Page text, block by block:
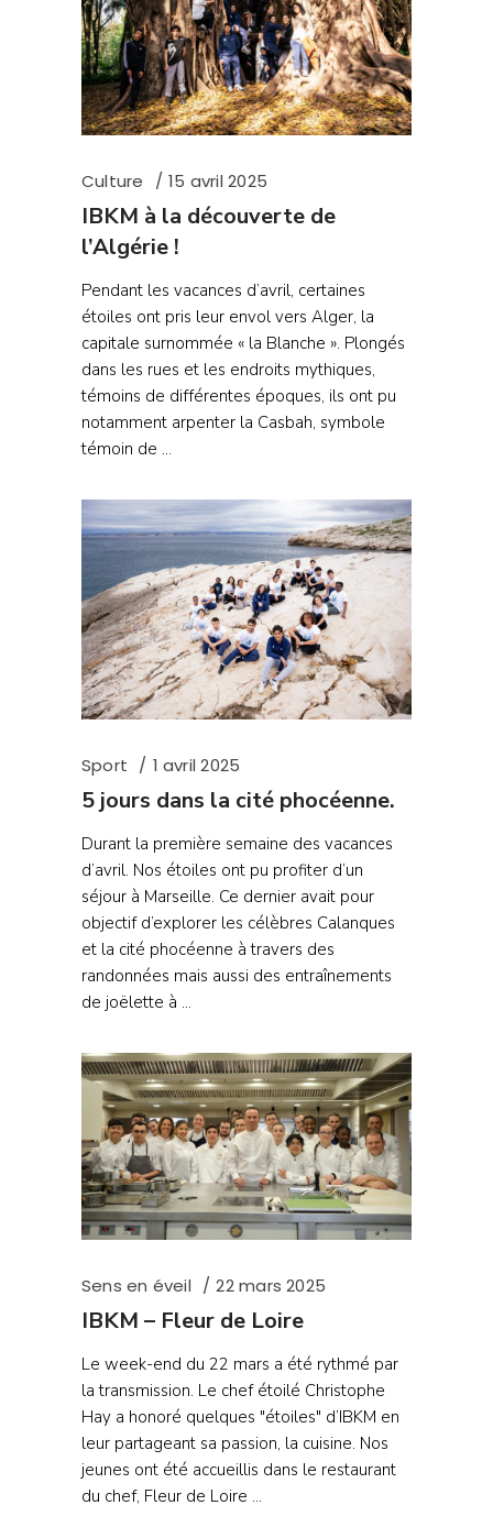
Culture 15 avril 2025
IBKM à la découverte de
l’Algérie !
Pendant les vacances d’avril, certaines
étoiles ont pris leur envol vers Alger, la
capitale surnommée « la Blanche ». Plongés
dans les rues et les endroits mythiques,
témoins de différentes époques, ils ont pu
notamment arpenter la Casbah, symbole
témoin de
Sport 1 avril 2025
5 jours dans la cité phocéenne.
Durant la première semaine des vacances
d’avril. Nos étoiles ont pu profiter d’un
séjour à Marseille. Ce dernier avait pour
objectif d’explorer les célèbres Calanques
et la cité phocéenne à travers des
randonnées mais aussi des entraînements
de joëlette à
Sens en éveil 22 mars 2025
IBKM – Fleur de Loire
Le week-end du 22 mars a été rythmé par
la transmission. Le chef étoilé Christophe
Hay a honoré quelques "étoiles" d’IBKM en
leur partageant sa passion, la cuisine. Nos
jeunes ont été accueillis dans le restaurant
du chef, Fleur de Loire